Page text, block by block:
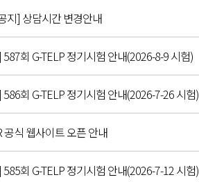
지] 상담시간 변경안내
회 G-TELP 정기시험 안내(2026-8-9 시험)
회 G-TELP 정기시험 안내(2026-7-26 시험)
공식 웹사이트 오픈 안내
회 G-TELP 정기시험 안내(2026-7-12 시험)